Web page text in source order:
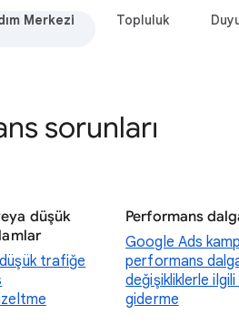
Merkezi Topluluk
sorunları
düşük
trafiğe
Performans
Google Ads
performans
değişikliklerle ilgili
giderme